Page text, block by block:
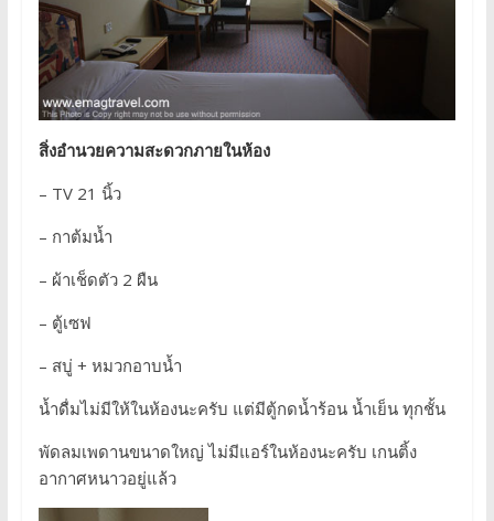
สิ่งอำนวยความสะดวกภายในห้อง
– TV 21 นิ้ว
– กาต้มน้ำ
– ผ้าเช็ดตัว 2 ผืน
– ตู้เซฟ
– สบู่ + หมวกอาบน้ำ
น้ำดื่มไม่มีให้ในห้องนะครับ แต่มีตู้กดน้ำร้อน น้ำเย็น ทุกชั้น
พัดลมเพดานขนาดใหญ่ ไม่มีแอร์ในห้องนะครับ เกนติ้ง
อากาศหนาวอยู่แล้ว